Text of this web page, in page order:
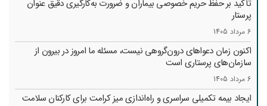
تأکید بر حفظ حریم خصوصی بیماران و ضرورت به‌کارگیری دقیق عنوان
پرستار
6 مرداد 1405
اکنون زمان دعواهای درون‌گروهی نیست، مسئله ما امروز در بیرون از
سازمان‌های پرستاری است
6 مرداد 1405
ایجاد بیمه تکمیلی سراسری و راه‌اندازی میز کرامت برای کارکنان سلامت